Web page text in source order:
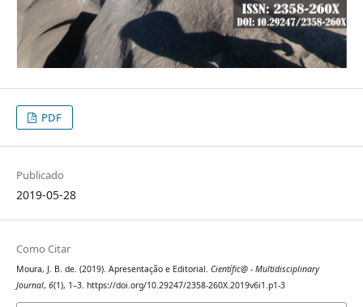
PDF
Publicado
2019-05-28
Como Citar
Moura, J. B. de. (2019). Apresentação e Editorial. Científic@ - Multidisciplinary
Journal, 6(1), 1–3. https://doi.org/10.29247/2358-260X.2019v6i1.p1-3